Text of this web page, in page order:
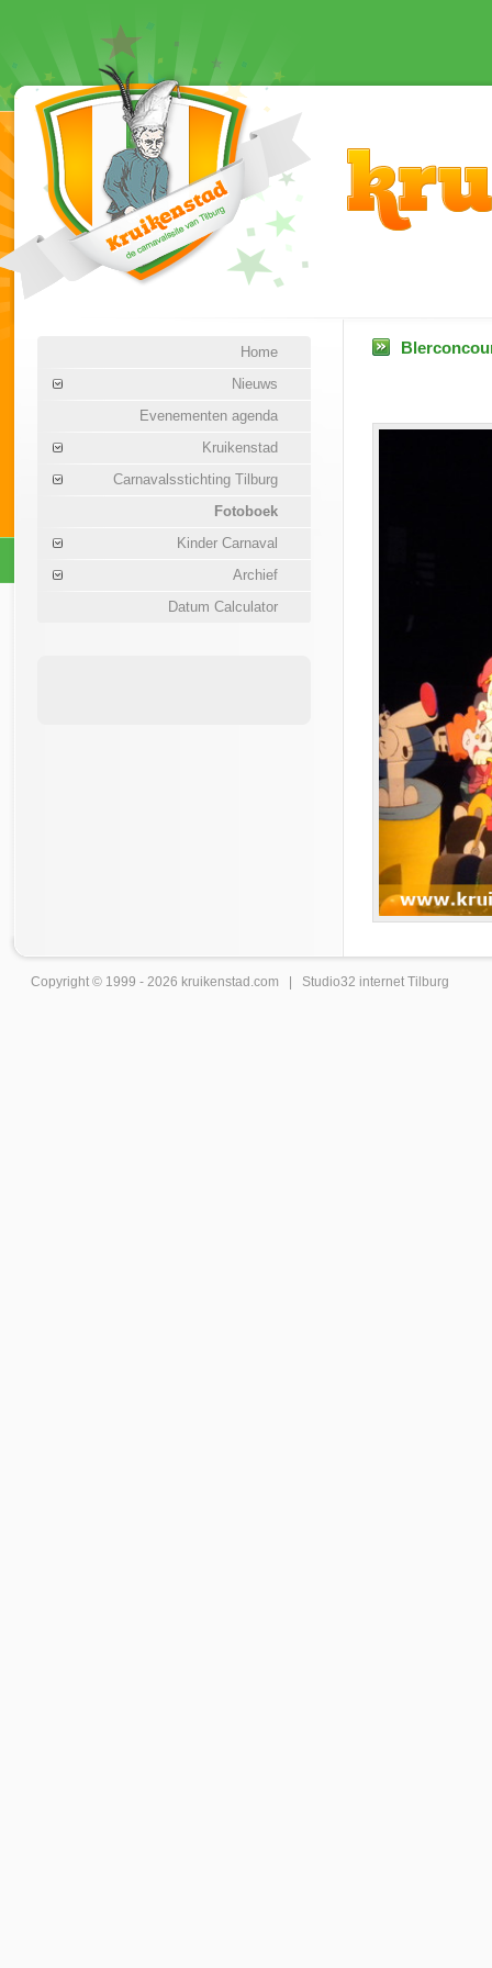
Home
Nieuws
Evenementen agenda
Kruikenstad
Carnavalsstichting Tilburg
Fotoboek
Kinder Carnaval
Archief
Datum Calculator
Copyright © 1999 - 2026 kruikenstad .com | Studio32 internet Tilburg